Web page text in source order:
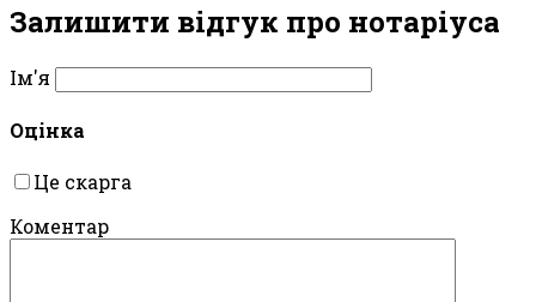
Залишити відгук про нотаріуса
Ім'я
Оцінка
Це скарга
Коментар